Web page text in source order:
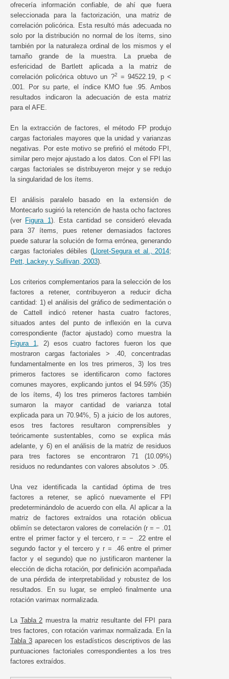
ofrecería información confiable, de ahí que fuera
seleccionada para la factorización, una matriz de
correlación policórica. Esta resultó más adecuada no
solo por la distribución no normal de los ítems, sino
también por la naturaleza ordinal de los mismos y el
tamaño grande de la muestra. La prueba de
esfericidad de Bartlett aplicada a la matriz de
correlación policórica obtuvo un ?2
= 94522.19, p <
.001. Por su parte, el índice KMO fue .95. Ambos
resultados indicaron la adecuación de esta matriz
para el AFE.
En la extracción de factores, el método FP produjo
cargas factoriales mayores que la unidad y varianzas
negativas. Por este motivo se prefirió el método FPI,
similar pero mejor ajustado a los datos. Con el FPI las
cargas factoriales se distribuyeron mejor y se redujo
la singularidad de los ítems.
El análisis paralelo basado en la extensión de
Montecarlo sugirió la retención de hasta ocho factores
(ver Figura 1). Esta cantidad se consideró elevada
para 37 ítems, pues retener demasiados factores
puede saturar la solución de forma errónea, generando
cargas factoriales débiles (Lloret-Segura et al., 2014;
Pett, Lackey y Sullivan, 2003).
Los criterios complementarios para la selección de los
factores a retener, contribuyeron a reducir dicha
cantidad: 1) el análisis del gráfico de sedimentación o
de Cattell indicó retener hasta cuatro factores,
situados antes del punto de inflexión en la curva
correspondiente (factor ajustado) como muestra la
Figura 1
, 2) esos cuatro factores fueron los que
mostraron cargas factoriales > .40, concentradas
fundamentalmente en los tres primeros, 3) los tres
primeros factores se identificaron como factores
comunes mayores, explicando juntos el 94.59% (35)
de los ítems, 4) los tres primeros factores también
sumaron la mayor cantidad de varianza total
explicada para un 70.94%, 5) a juicio de los autores,
esos tres factores resultaron comprensibles y
teóricamente sustentables, como se explica más
adelante, y 6) en el análisis de la matriz de residuos
para tres factores se encontraron 71 (10.09%)
residuos no redundantes con valores absolutos > .05.
Una vez identificada la cantidad óptima de tres
factores a retener, se aplicó nuevamente el FPI
predeterminándolo de acuerdo con ella. Al aplicar a la
matriz de factores extraídos una rotación oblicua
oblimín se detectaron valores de correlación (r = − .01
entre el primer factor y el tercero, r = − .22 entre el
segundo factor y el tercero y r = .46 entre el primer
factor y el segundo) que no justificaron mantener la
elección de dicha rotación, por definición acompañada
de una pérdida de interpretabilidad y robustez de los
resultados. En su lugar, se empleó finalmente una
rotación varimax normalizada.
La Tabla 2 muestra la matriz resultante del FPI para
tres factores, con rotación varimax normalizada. En la
Tabla 3 aparecen los estadísticos descriptivos de las
puntuaciones factoriales correspondientes a los tres
factores extraídos.